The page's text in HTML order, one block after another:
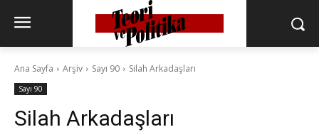
Ana Sayfa Arşiv Sayı 90 Silah Arkadaşları
Sayı 90
Silah Arkadaşları